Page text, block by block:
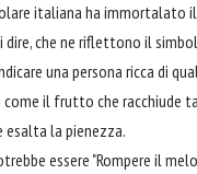
italiana ha immortalato
dire, che ne riflettono il
una persona ricca di
come il frutto che racchiude
la pienezza.
essere "Rompere il